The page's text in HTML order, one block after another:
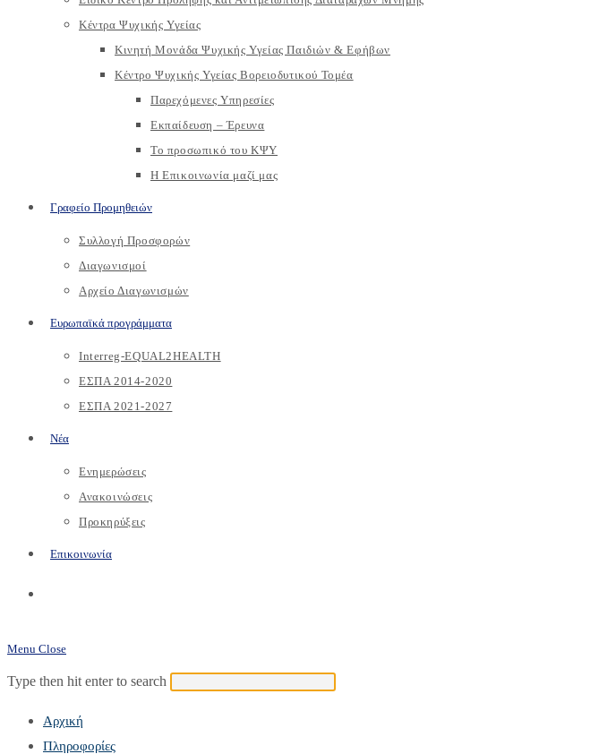
Κέντρα Ψυχικής Υγείας
Κινητή Μονάδα Ψυχικής Υγείας Παιδιών & Εφήβων
Kέντρο Ψυχικής Υγείας Βορειοδυτικού Τομέα
Παρεχόμενες Υπηρεσίες
Εκπαίδευση – Έρευνα
Το προσωπικό του ΚΨΥ
Η Επικοινωνία μαζί μας
Γραφείο Προμηθειών
Συλλογή Προσφορών
Διαγωνισμοί
Αρχείο Διαγωνισμών
Ευρωπαϊκά προγράμματα
Interreg-EQUAL2HEALTH
ΕΣΠΑ 2014-2020
ΕΣΠΑ 2021-2027
Νέα
Ενημερώσεις
Ανακοινώσεις
Προκηρύξεις
Επικοινωνία
search
Menu Close
Search
website
Type then hit enter to search
Αρχική
Πληροφορίες